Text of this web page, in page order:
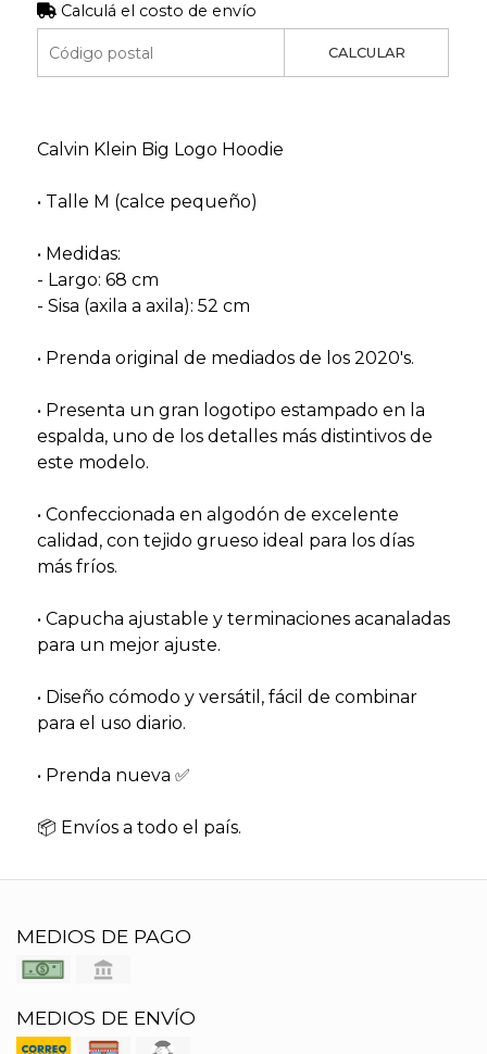
Calculá el costo de envío
CALCULAR
Calvin Klein Big Logo Hoodie
• Talle M (calce pequeño)
• Medidas:
- Largo: 68 cm
- Sisa (axila a axila): 52 cm
• Prenda original de mediados de los 2020's.
• Presenta un gran logotipo estampado en la
espalda, uno de los detalles más distintivos de
este modelo.
• Confeccionada en algodón de excelente
calidad, con tejido grueso ideal para los días
más fríos.
• Capucha ajustable y terminaciones acanaladas
para un mejor ajuste.
• Diseño cómodo y versátil, fácil de combinar
para el uso diario.
• Prenda nueva ✅
📦 Envíos a todo el país.
MEDIOS DE PAGO
MEDIOS DE ENVÍO